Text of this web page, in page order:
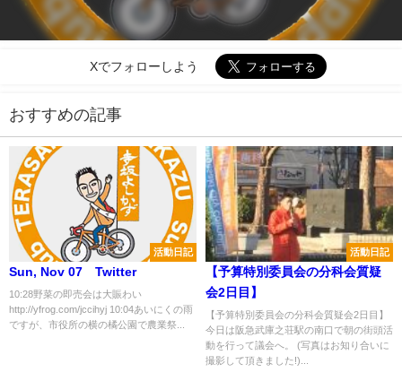
Xでフォローしよう
おすすめの記事
活動日記
Sun, Nov 07 Twitter
10:28野菜の即売会は大賑わい
http://yfrog.com/jccihyj 10:04あいにくの雨
ですが、市役所の横の橘公園で農業祭...
活動日記
【予算特別委員会の分科会質疑
会2日目】
【予算特別委員会の分科会質疑会2日目】
今日は阪急武庫之荘駅の南口で朝の街頭活
動を行って議会へ。 (写真はお知り合いに
撮影して頂きました!)...